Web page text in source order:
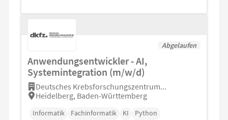
Abgelaufen
Anwendungsentwickler - AI,
Systemintegration (m/w/d)
Deutsches Krebsforschungszentrum...
Heidelberg, Baden-Württemberg
Informatik Fachinformatik KI
Python